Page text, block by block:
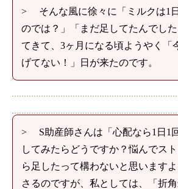
> そんな風に徐々に「ミルクは1
のでは？」「まだ足してたんでし
てきて、3ヶ月になる頃ようやく「
げてない！」日が来たのです。
> S助産師さんは「心配なら1日1
してみたらどうですか？悩んでス
ら足したって構わないと思います
さるのですが、私としては、「折